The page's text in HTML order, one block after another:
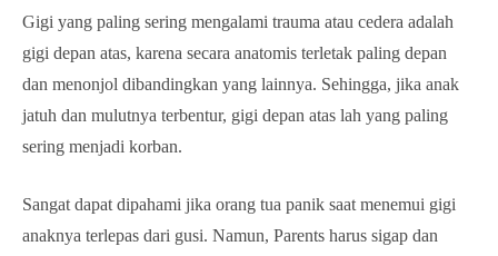
Gigi yang paling sering mengalami trauma atau cedera adalah
gigi depan atas, karena secara anatomis terletak paling depan
dan menonjol dibandingkan yang lainnya. Sehingga, jika anak
jatuh dan mulutnya terbentur, gigi depan atas lah yang paling
sering menjadi korban.
Sangat dapat dipahami jika orang tua panik saat menemui gigi
anaknya terlepas dari gusi. Namun, Parents harus sigap dan